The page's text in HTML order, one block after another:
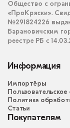
Общество с
«ПроКраски».
№291824226
Барановичским
реестре РБ с
Информация
Импортёры
Пользовательское
Политика
Статьи
Покупателям